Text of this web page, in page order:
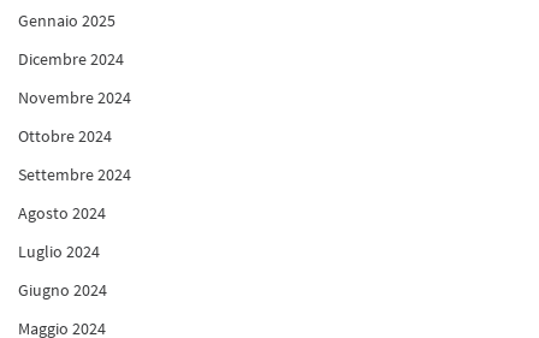
Gennaio 2025
Dicembre 2024
Novembre 2024
Ottobre 2024
Settembre 2024
Agosto 2024
Luglio 2024
Giugno 2024
Maggio 2024